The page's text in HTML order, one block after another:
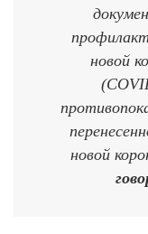
новой
новой